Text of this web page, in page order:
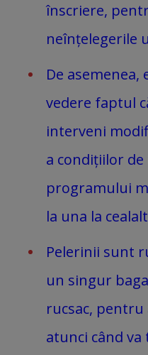
înscriere,
neînțelegerile
De asemenea,
vedere faptul
interveni
a condițiilor
programului
la una la
Pelerinii sunt
un singur
rucsac,
atunci când